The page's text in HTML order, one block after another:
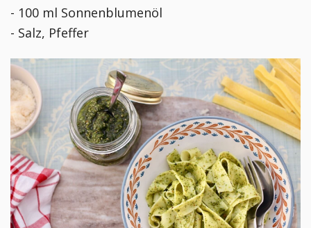
- 100 ml Sonnenblumenöl
- Salz, Pfeffer